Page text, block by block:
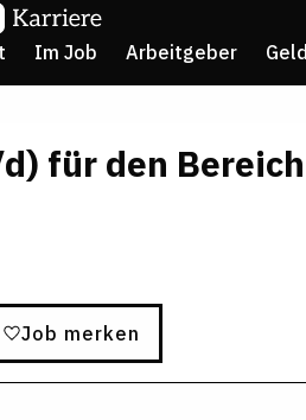
Im Job Arbeitgeber Geld
für den Bereich
Job merken